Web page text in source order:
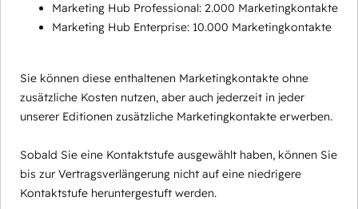
Marketing Hub Professional: 2.000 Marketingkontakte
Marketing Hub Enterprise: 10.000 Marketingkontakte
Sie können diese enthaltenen Marketingkontakte ohne
zusätzliche Kosten nutzen, aber auch jederzeit in jeder
unserer Editionen zusätzliche Marketingkontakte erwerben.
Sobald Sie eine Kontaktstufe ausgewählt haben, können Sie
bis zur Vertragsverlängerung nicht auf eine niedrigere
Kontaktstufe heruntergestuft werden.